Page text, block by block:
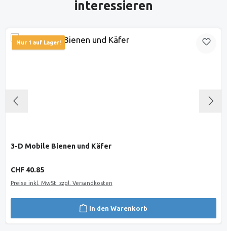
interessieren
Nur 1 auf Lager!
3-D Mobile Bienen und Käfer
Regulärer Preis:
CHF 40.85
Preise inkl. MwSt. zzgl. Versandkosten
In den Warenkorb